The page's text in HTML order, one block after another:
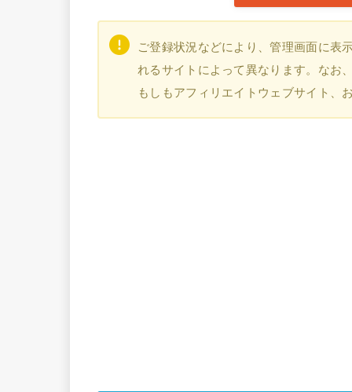
ご登録状況などにより、管理画面に表
れるサイトによって異なります。なお
もしもアフィリエイトウェブサイト、